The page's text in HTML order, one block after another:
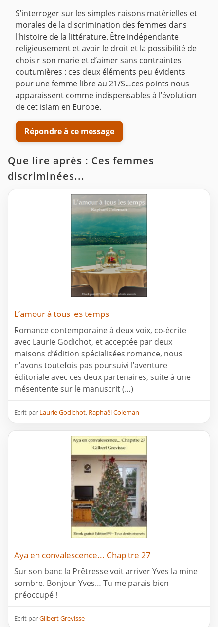
S’interroger sur les simples raisons matérielles et
morales de la discrimination des femmes dans
l’histoire de la littérature. Être indépendante
religieusement et avoir le droit et la possibilité de
choisir son marie et d’aimer sans contraintes
coutumières : ces deux éléments peu évidents
pour une femme libre au 21/S…ces points nous
apparaissent comme indispensables à l’évolution
de cet islam en Europe.
Répondre à ce message
Que lire après : Ces femmes
discriminées...
L’amour à tous les temps
Romance contemporaine à deux voix, co-écrite
avec Laurie Godichot, et acceptée par deux
maisons d’édition spécialisées romance, nous
n’avons toutefois pas poursuivi l’aventure
éditoriale avec ces deux partenaires, suite à une
mésentente sur le manuscrit (…)
Ecrit par Laurie Godichot, Raphaël Coleman
Aya en convalescence... Chapitre 27
Sur son banc la Prêtresse voit arriver Yves la mine
sombre. Bonjour Yves… Tu me parais bien
préoccupé !
Ecrit parGilbert Grevisse